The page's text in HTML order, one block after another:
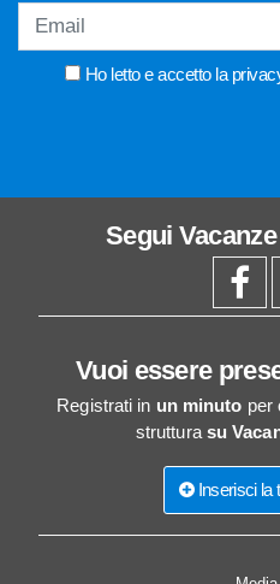
Ho letto e accetto la
Segui
Vuoi essere
Registrati in un minuto per
struttura su
Inserisci la